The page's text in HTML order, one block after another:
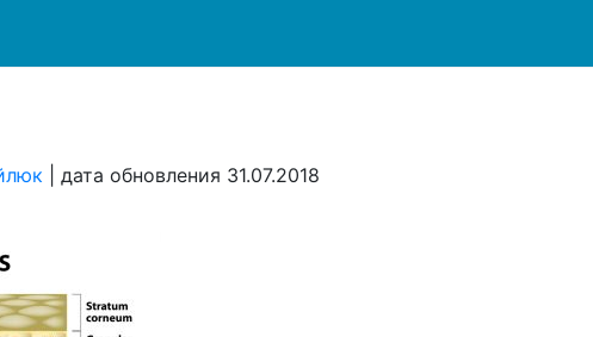
дата обновления 31.07.2018